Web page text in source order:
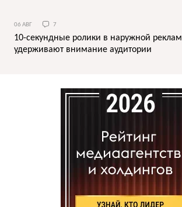
06 АВГ 7
10-секундные ролики в наружной
удерживают внимание аудитории